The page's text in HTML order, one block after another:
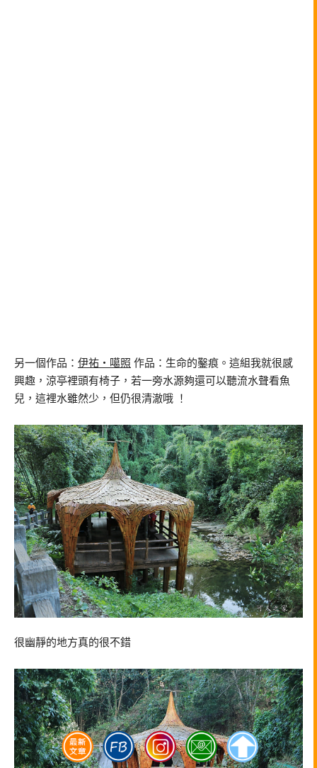
另一個作品： 伊祐・噶照 作品：生命的鑿痕。這組我就很感
興趣，涼亭裡頭有椅子，若一旁水源夠還可以聽流水聲看魚
兒，這裡水雖然少，但仍很清澈哦 ！
很幽靜的地方真的很不錯